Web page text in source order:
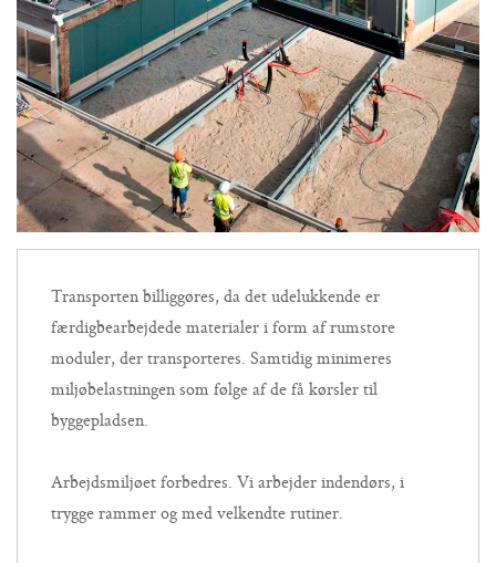
Transporten billiggøres, da det udelukkende er
færdigbearbejdede materialer i form af rumstore
moduler, der transporteres. Samtidig minimeres
miljøbelastningen som følge af de få kørsler til
byggepladsen.
Arbejdsmiljøet forbedres. Vi arbejder indendørs, i
trygge rammer og med velkendte rutiner.